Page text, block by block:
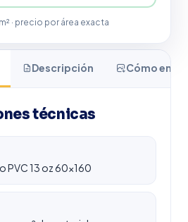
· precio por área exacta
Descripción Cómo
técnicas
PVC 13 oz 60×160